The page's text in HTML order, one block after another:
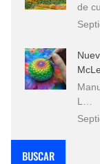
de
L…
BUSCAR